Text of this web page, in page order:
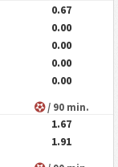
0.67
0.00
0.00
0.00
0.00
/ 90 min.
1.67
1.91